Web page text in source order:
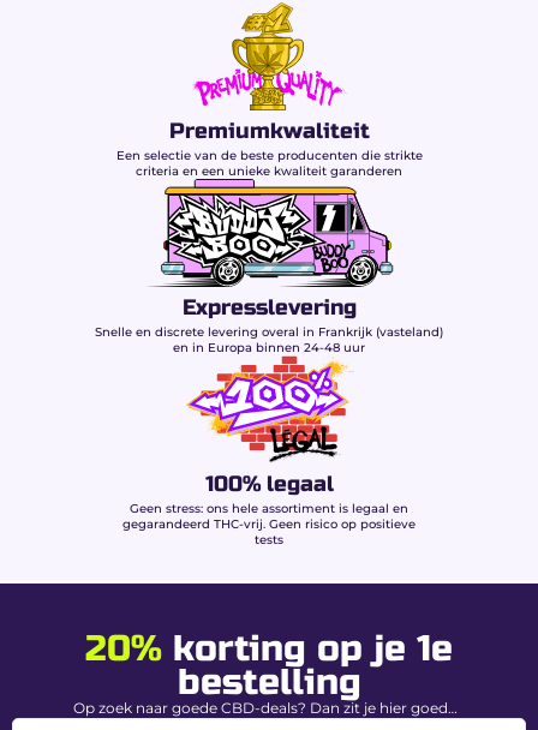
Buddy Boo
De Critical Kush 50% profiteert van een rigoureus
fabricageproces dat kracht en veiligheid
Superkritische CO₂-extractie:zuivere
terugwinning van cannabinoïden en
terpenen.
Zuivering door chromatografie:
volledige
eliminatie van THC.
Verrijking met pure CBD:stabilisatie van het
uitzonderlijke percentage van 50%.
Behoud van het brede spectrum:behoud
van secundaire cannabinoïden en
natuurlijke terpenen.
Onafhankelijke laboratoriumanalyse (COA):
volledige traceerbaarheid.
Kenmerken van de
Critical Kush 50% CBD
Spectrum)
gehalte
50% (Maximale ontspanning)
Premiumkwaliteit
Een selectie van de beste producenten die strikte
criteria en een unieke kwaliteit garanderen
Expresslevering
Snelle en discrete levering overal in Frankrijk (vasteland)
en in Europa binnen 24-48 uur
100% legaal
Geen stress: ons hele assortiment is legaal en
gegarandeerd THC-vrij. Geen risico op positieve
tests
20% korting op je 1e
bestelling
Op zoek naar goede CBD-deals? Dan zit je hier goed…